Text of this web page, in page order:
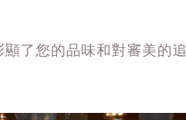
了您的品味和對審美的追